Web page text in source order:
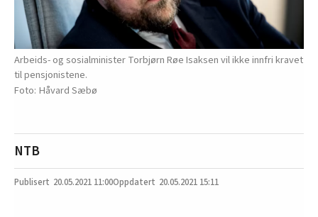
Arbeids- og sosialminister Torbjørn Røe Isaksen vil ikke innfri kravet
til pensjonistene.
Håvard Sæbø
NTB
20.05.2021 11:00 20.05.2021 15:11